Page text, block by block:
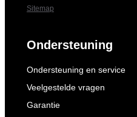
Sitemap
Ondersteuning
Ondersteuning en service
Veelgestelde vragen
Garantie